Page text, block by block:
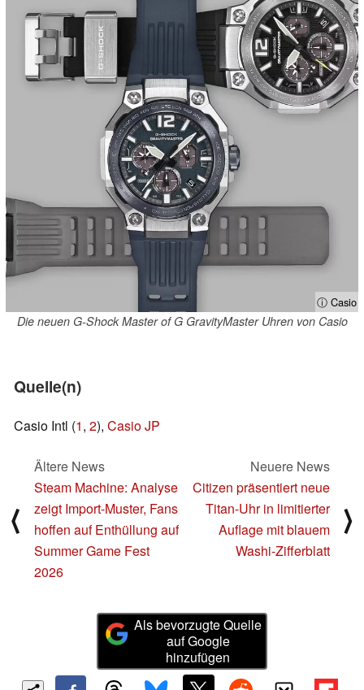
ⓘ Casio
Die neuen G-Shock Master of G GravityMaster Uhren von Casio
Quelle(n)
Casio Intl (1, 2), Casio JP
⟨
Ältere News
Steam Machine: Analyse
zeigt Import-Muster, Fans
hoffen auf Enthüllung auf
Summer Game Fest
2026
Neuere News
Citizen präsentiert neue
Titan-Uhr in limitierter
Auflage mit blauem
Washi-Zifferblatt
⟩
Als bevorzugte Quelle
auf Google
hinzufügen